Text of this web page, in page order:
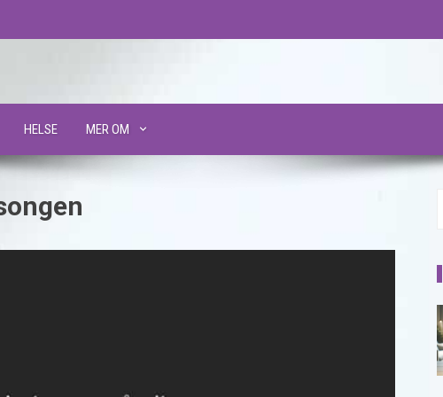
HELSE MER OM